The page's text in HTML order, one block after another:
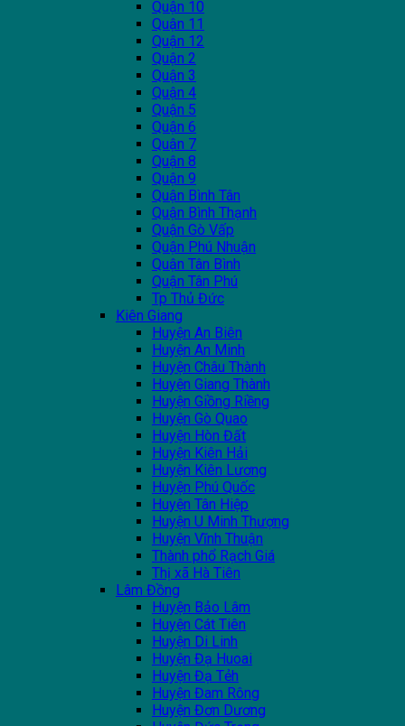
Quận 10
Quận 11
Quận 12
Quận 2
Quận 3
Quận 4
Quận 5
Quận 6
Quận 7
Quận 8
Quận 9
Quận Bình Tân
Quận Bình Thạnh
Quận Gò Vấp
Quận Phú Nhuận
Quận Tân Bình
Quận Tân Phú
Tp Thủ Đức
Kiên Giang
Huyện An Biên
Huyện An Minh
Huyện Châu Thành
Huyện Giang Thành
Huyện Giồng Riềng
Huyện Gò Quao
Huyện Hòn Đất
Huyện Kiên Hải
Huyện Kiên Lương
Huyện Phú Quốc
Huyện Tân Hiệp
Huyện U Minh Thượng
Huyện Vĩnh Thuận
Thành phổ Rạch Giá
Thị xã Hà Tiên
Lâm Đồng
Huyện Bảo Lâm
Huyện Cát Tiên
Huyện Di Linh
Huyện Đạ Huoai
Huyện Đạ Tẻh
Huyện Đam Rông
Huyện Đơn Dương